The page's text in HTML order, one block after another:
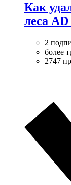
Как
леса AD
2
более
2747